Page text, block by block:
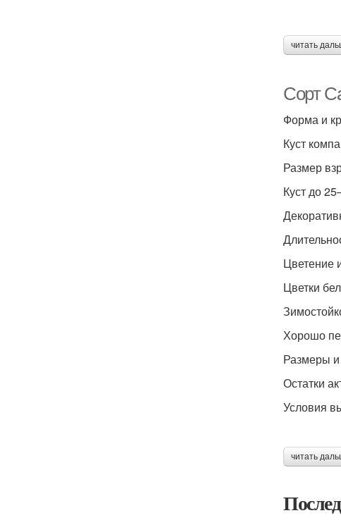
читать
Сорт
Форма и
Куст
Размер
Куст до
Цветение
Цветки
Хорошо
Размеры
Остатки
Условия
читать